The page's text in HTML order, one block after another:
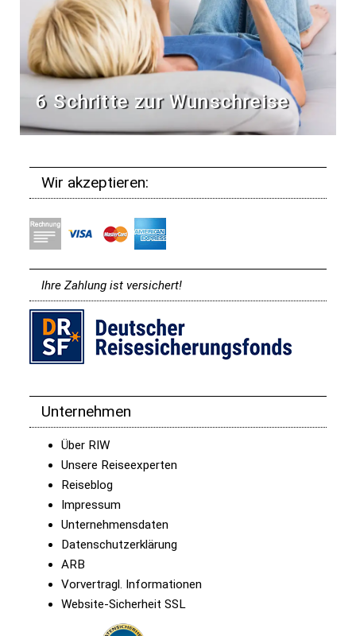
6 Schritte zur Wunschreise
Wir akzeptieren:
Ihre Zahlung ist versichert!
Unternehmen
Über RIW
Unsere Reiseexperten
Reiseblog
Impressum
Unternehmensdaten
Datenschutzerklärung
ARB
Vorvertragl. Informationen
Website-Sicherheit SSL